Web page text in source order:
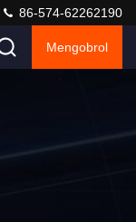
86-574-62262190
Mengobrol